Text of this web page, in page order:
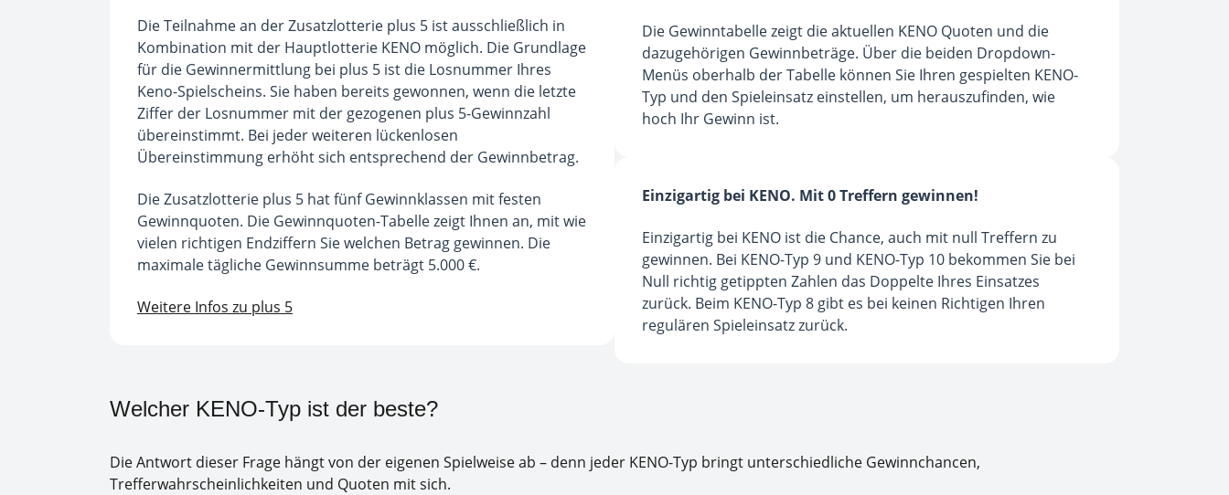
Die Teilnahme an der Zusatzlotterie plus 5 ist ausschließlich in
Kombination mit der Hauptlotterie KENO möglich. Die Grundlage
für die Gewinnermittlung bei plus 5 ist die Losnummer Ihres
Keno-Spielscheins. Sie haben bereits gewonnen, wenn die letzte
Ziffer der Losnummer mit der gezogenen plus 5-Gewinnzahl
übereinstimmt. Bei jeder weiteren lückenlosen
Übereinstimmung erhöht sich entsprechend der Gewinnbetrag.
Die Zusatzlotterie plus 5 hat fünf Gewinnklassen mit festen
Gewinnquoten. Die Gewinnquoten-Tabelle zeigt Ihnen an, mit wie
vielen richtigen Endziffern Sie welchen Betrag gewinnen. Die
maximale tägliche Gewinnsumme beträgt 5.000 €.
Weitere Infos zu plus 5
Die Gewinntabelle zeigt die aktuellen KENO Quoten und die
dazugehörigen Gewinnbeträge. Über die beiden Dropdown-
Menüs oberhalb der Tabelle können Sie Ihren gespielten KENO-
Typ und den Spieleinsatz einstellen, um herauszufinden, wie
hoch Ihr Gewinn ist.
Einzigartig bei KENO. Mit 0 Treffern gewinnen!
Einzigartig bei KENO ist die Chance, auch mit null Treffern zu
gewinnen. Bei KENO-Typ 9 und KENO-Typ 10 bekommen Sie bei
Null richtig getippten Zahlen das Doppelte Ihres Einsatzes
zurück. Beim KENO-Typ 8 gibt es bei keinen Richtigen Ihren
regulären Spieleinsatz zurück.
Welcher KENO-Typ ist der beste?
Die Antwort dieser Frage hängt von der eigenen Spielweise ab – denn jeder KENO-Typ bringt unterschiedliche Gewinnchancen,
Trefferwahrscheinlichkeiten und Quoten mit sich.